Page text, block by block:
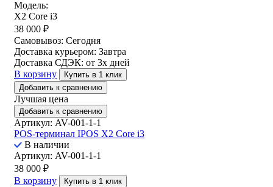
Модель:
X2 Core i3
38 000 ₽
Самовывоз: Сегодня
Доставка курьером: Завтра
Доставка СДЭК: от 3х дней
В корзину
Купить в 1 клик
Добавить к сравнению
Лучшая цена
Добавить к сравнению
Артикул: AV-001-1-1
POS-терминал IPOS X2 Core i3
В наличии
Артикул: AV-001-1-1
38 000 ₽
В корзину
Купить в 1 клик